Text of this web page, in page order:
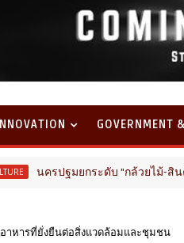
GOVERNMENT
ฐมยกระดับ "กล้วยไม้-สินค้าเกษตรคุ
อาหารที่ยั่งยืนต่อสิ่งแวดล้อมและชุมชน